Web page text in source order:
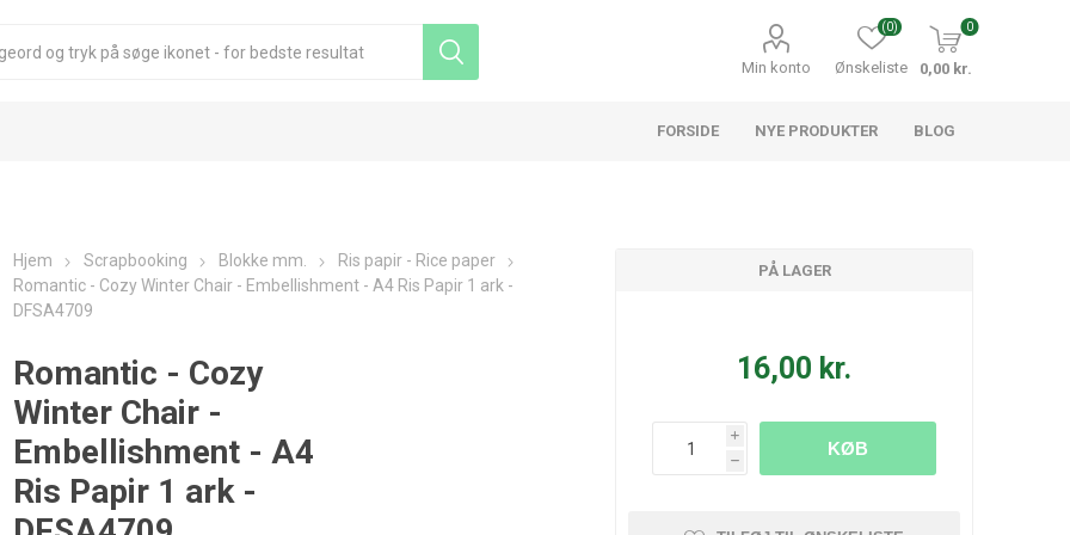
Min konto Ønskeliste
(0) 0
0,00 kr.
FORSIDE NYE PRODUKTER BLOG
Hjem Scrapbooking Blokke mm.
Ris papir - Rice paper
Romantic - Cozy Winter Chair - Embellishment - A4 Ris Papir 1 ark -
DFSA4709
Romantic - Cozy
Winter Chair -
Embellishment - A4
Ris Papir 1 ark -
PÅ LAGER
16,00 kr.
i
h
KØB